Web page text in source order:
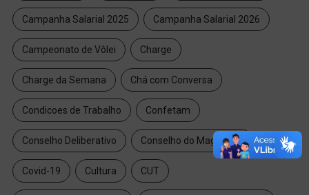
Campanha Salarial 2025 Campanha Salarial 2026
Campeonato de Vôlei Charge
Charge da Semana Chá com Conversa
Condicoes de Trabalho Confetam
Conselho Deliberativo Conselho do Magistério
Covid-19 Cultura CUT